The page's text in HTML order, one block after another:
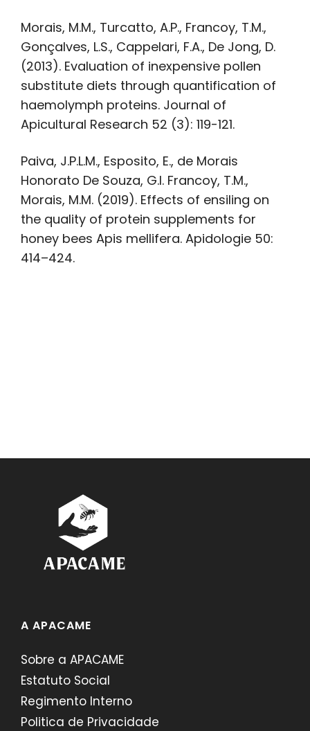
Morais, M.M., Turcatto, A.P., Francoy, T.M.,
Gonçalves, L.S., Cappelari, F.A., De Jong, D.
(2013). Evaluation of inexpensive pollen
substitute diets through quantification of
haemolymph proteins. Journal of
Apicultural Research 52 (3): 119-121.
Paiva, J.P.L.M., Esposito, E., de Morais
Honorato De Souza, G.I. Francoy, T.M.,
Morais, M.M. (2019). Effects of ensiling on
the quality of protein supplements for
honey bees Apis mellifera. Apidologie 50:
414–424.
A APACAME
Sobre a APACAME
Estatuto Social
Regimento Interno
Politica de Privacidade